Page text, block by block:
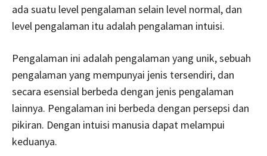
ada suatu level pengalaman selain level normal, dan
level pengalaman itu adalah pengalaman intuisi.
Pengalaman ini adalah pengalaman yang unik, sebuah
pengalaman yang mempunyai jenis tersendiri, dan
secara esensial berbeda dengan jenis pengalaman
lainnya. Pengalaman ini berbeda dengan persepsi dan
pikiran. Dengan intuisi manusia dapat melampui
keduanya.